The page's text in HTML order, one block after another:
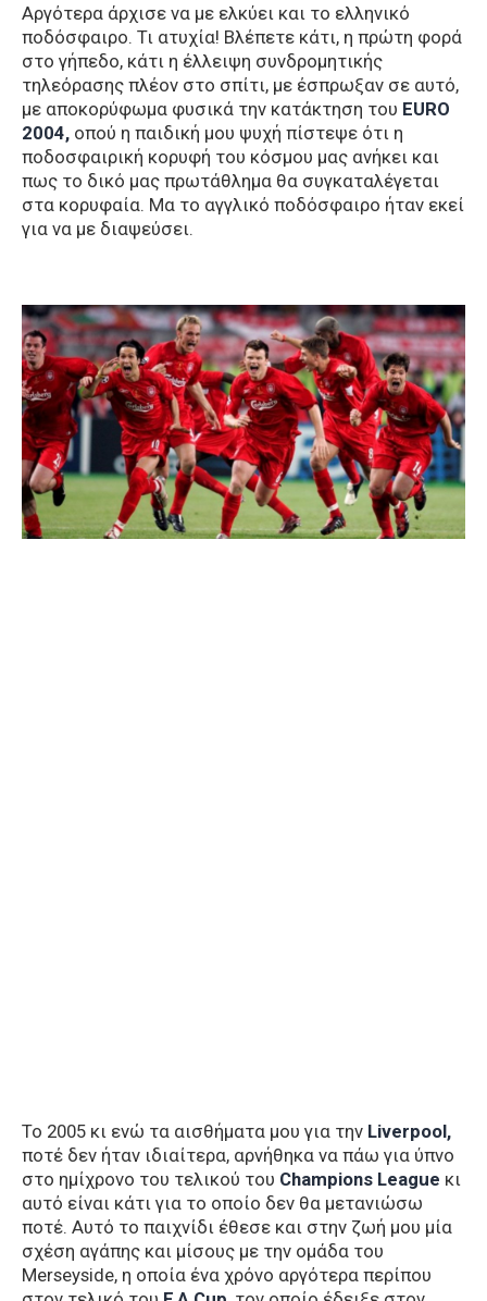
Αργότερα άρχισε να με ελκύει και το ελληνικό
ποδόσφαιρο. Τι ατυχία! Βλέπετε κάτι, η πρώτη φορά
στο γήπεδο, κάτι η έλλειψη συνδρομητικής
τηλεόρασης πλέον στο σπίτι, με έσπρωξαν σε αυτό,
με αποκορύφωμα φυσικά την κατάκτηση του ΕURO
2004, οπού η παιδική μου ψυχή πίστεψε ότι η
ποδοσφαιρική κορυφή του κόσμου μας ανήκει και
πως το δικό μας πρωτάθλημα θα συγκαταλέγεται
στα κορυφαία. Μα το αγγλικό ποδόσφαιρο ήταν εκεί
για να με διαψεύσει.
Το 2005 κι ενώ τα αισθήματα μου για την Liverpool,
ποτέ δεν ήταν ιδιαίτερα, αρνήθηκα να πάω για ύπνο
στο ημίχρονο του τελικού του Champions League κι
αυτό είναι κάτι για το οποίο δεν θα μετανιώσω
ποτέ. Αυτό το παιχνίδι έθεσε και στην ζωή μου μία
σχέση αγάπης και μίσους με την ομάδα του
Merseyside, η οποία ένα χρόνο αργότερα περίπου